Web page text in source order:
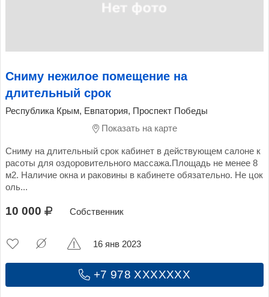
Сниму нежилое помещение на
длительный срок
Республика Крым, Евпатория, Проспект Победы
Показать на карте
Сниму на длительный срок кабинет в действующем салоне к
расоты для оздоровительного массажа.Площадь не менее 8
м2. Наличие окна и раковины в кабинете обязательно. Не цок
оль...
10 000 Собственник
+7 978 XXXXXXX
16 янв 2023